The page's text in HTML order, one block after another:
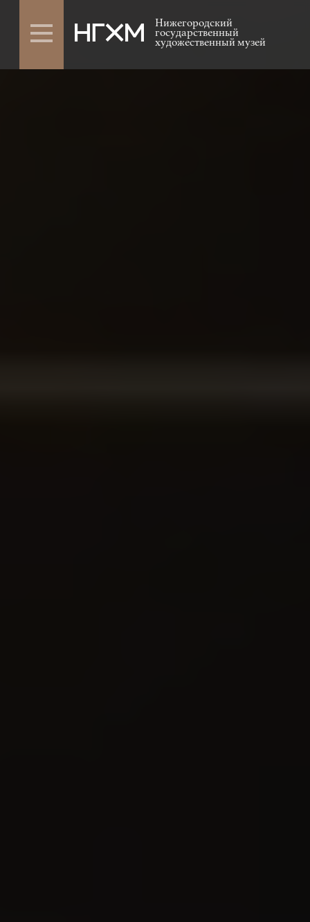
Нижегородский
государственный
художественный музей